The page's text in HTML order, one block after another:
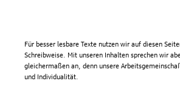
Für besser lesbare Texte nutzen wir auf diesen
Schreibweise. Mit unseren Inhalten sprechen wir
gleichermaßen an, denn unsere
und Individualität.